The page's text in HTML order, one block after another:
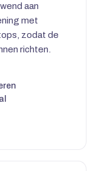
aan
met
zodat de
richten.